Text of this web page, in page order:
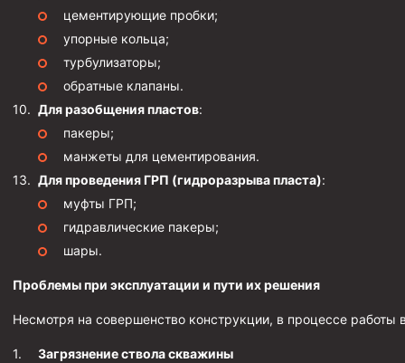
Труболовки
Шламометаллоуловитель ШМУ
Обурочный комплекс ОК
Фрезеры торцевые с фрезерующей воронкой и с
Магнитные ловители
Фрезеры арбузообразные
Фрезеры стартово-оконные
Печати свинцовые
Калибраторы расширители
Фрезеры Барракуда
Фрезеры пилотные
Райберы конусные
цементирующие пробки;
упорные кольца;
турбулизаторы;
обратные клапаны.
Для разобщения пластов:
пакеры;
манжеты для цементирования.
Для проведения ГРП (гидроразрыва пласта):
муфты ГРП;
гидравлические пакеры;
шары.
Проблемы при эксплуатации и пути их решения
Несмотря на совершенство конструкции, в процессе
Загрязнение ствола скважины